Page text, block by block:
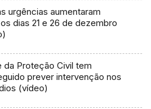
urgências aumentaram
dias 21 e 26 de dezembro
da Proteção Civil tem
prever intervenção nos
(vídeo)